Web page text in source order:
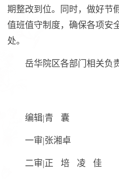
期整改到位。同时，做好节
值班值守制度，确保各项安
处。
岳华院区各部门相关负责
编辑|青 囊
一审|张湘卓
二审|正 培 凌 佳